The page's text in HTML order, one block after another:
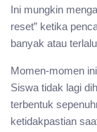
Ini mungkin
reset” ketika
banyak atau
Momen-momen
Siswa tidak lagi
terbentuk
ketidakpastian